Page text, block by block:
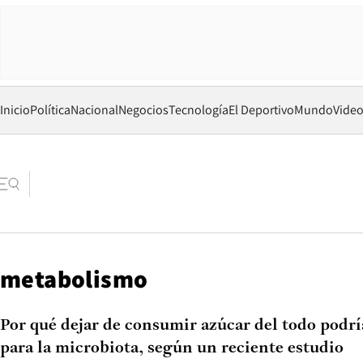
InicioPolíticaNacionalNegociosTecnologíaEl DeportivoMundo
metabolismo
Por qué dejar de consumir azúcar del todo
para la microbiota, según un reciente estudio